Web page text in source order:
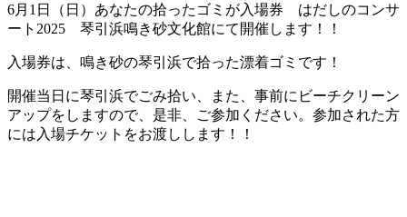
6月1日（日）あなたの拾ったゴミが入場券 はだしのコンサ
ート2025 琴引浜鳴き砂文化館にて開催します！！
入場券は、鳴き砂の琴引浜で拾った漂着ゴミです！
開催当日に琴引浜でごみ拾い、また、事前にビーチクリーン
アップをしますので、是非、ご参加ください。参加された方
には入場チケットをお渡しします！！